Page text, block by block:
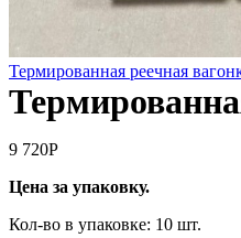
Термированная реечная
9 720Р
Цена за упаковку.
Кол-во в упаковке: 10 шт.